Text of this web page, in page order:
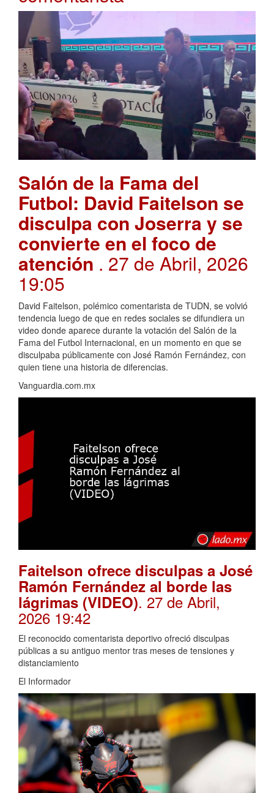
Salón de la Fama del
Futbol: David Faitelson se
disculpa con Joserra y se
convierte en el foco de
atención . 27 de Abril, 2026
19:05
David Faitelson, polémico comentarista de TUDN, se volvió
tendencia luego de que en redes sociales se difundiera un
video donde aparece durante la votación del Salón de la
Fama del Futbol Internacional, en un momento en que se
disculpaba públicamente con José Ramón Fernández, con
quien tiene una historia de diferencias.
Vanguardia.com.mx
Faitelson ofrece disculpas a José
Ramón Fernández al borde las
lágrimas (VIDEO). 27 de Abril,
2026 19:42
El reconocido comentarista deportivo ofreció disculpas
públicas a su antiguo mentor tras meses de tensiones y
distanciamiento
El Informador